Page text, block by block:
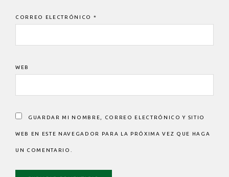
CORREO ELECTRÓNICO *
WEB
GUARDAR MI NOMBRE, CORREO ELECTRÓNICO Y SITIO
WEB EN ESTE NAVEGADOR PARA LA PRÓXIMA VEZ QUE HAGA
UN COMENTARIO.